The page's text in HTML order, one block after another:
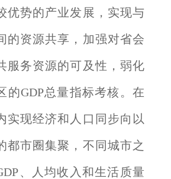
优势的产业发展，实现与
的资源共享，加强对省会
服务资源的可及性，弱化
的GDP总量指标考核。在
实现经济和人口同步向以
都市圈集聚，不同城市之
、人均收入和生活质量